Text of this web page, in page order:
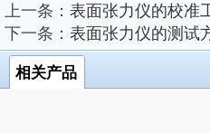
上一条： 表面张力仪的校准
下一条： 表面张力仪的测试
相关产品